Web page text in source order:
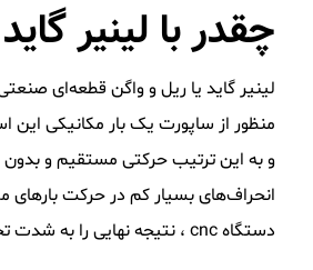
چقدر با لینیر
لینیر گاید یا ریل و واگن قطعه‌ای
منظور از ساپورت یک بار مکانیکی
و به این ترتیب حرکتی مستقیم و
انحراف‌های بسیار کم در حرکت
دستگاه cnc ، نتیجه نهایی را به شدت تحت تاثیر قرار می‌دهد.